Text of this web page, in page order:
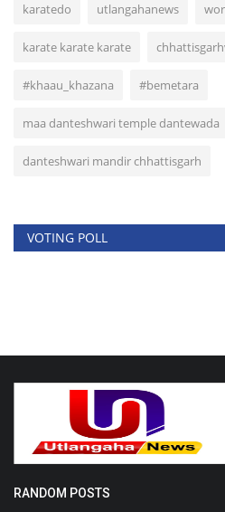
karatedo utlangahanews
karate karate karate
#khaau_khazana #bemetara
maa danteshwari temple dantewada
danteshwari mandir chhattisgarh
VOTING POLL
RANDOM POSTS